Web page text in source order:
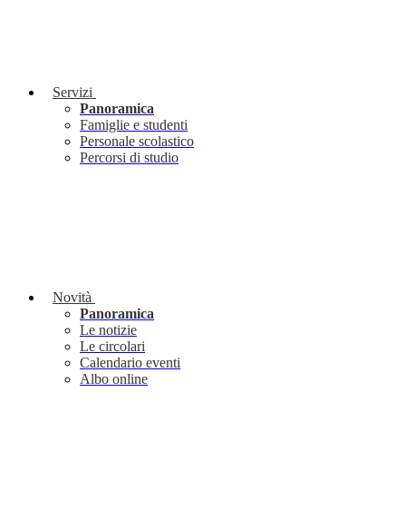
Servizi
Panoramica
Famiglie e studenti
Personale scolastico
Percorsi di studio
Novità
Panoramica
Le notizie
Le circolari
Calendario eventi
Albo online